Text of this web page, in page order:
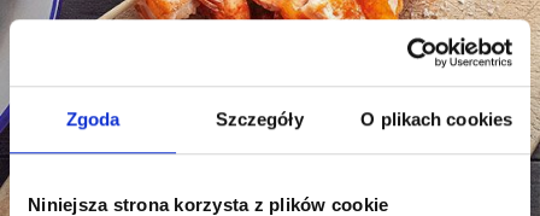
Zgoda Szczegóły O plikach cookies
Niniejsza strona korzysta z plików cookie